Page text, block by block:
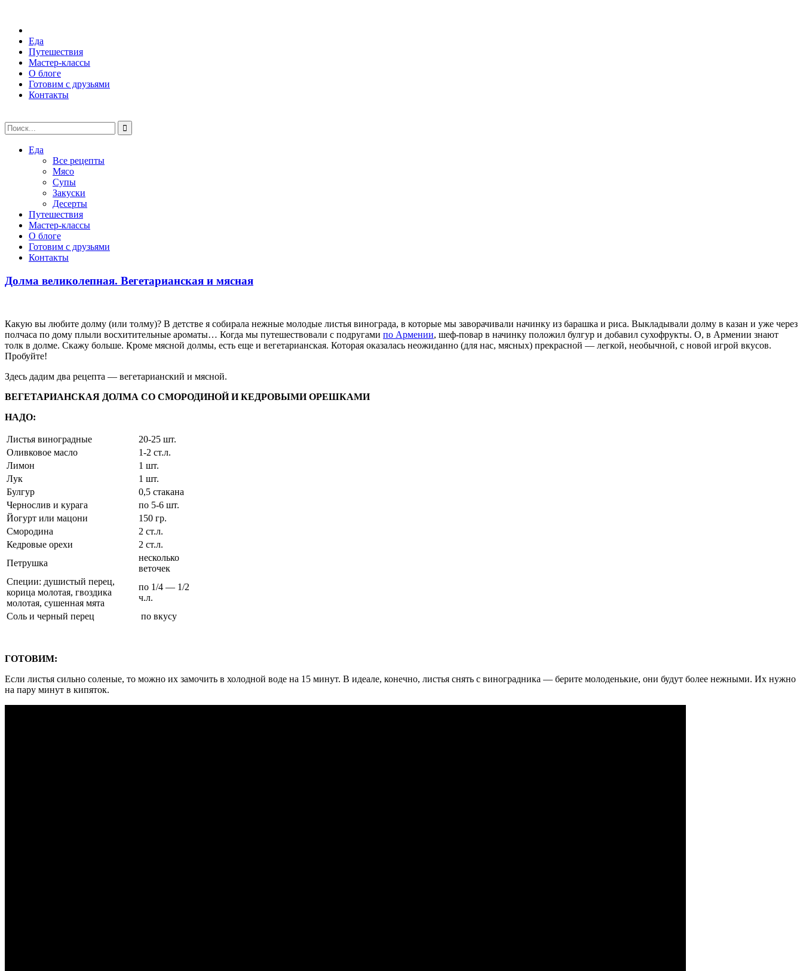
Еда
Путешествия
Мастер-классы
О блоге
Готовим с друзьями
Контакты
Еда
Все рецепты
Мясо
Супы
Закуски
Десерты
Путешествия
Мастер-классы
О блоге
Готовим с друзьями
Контакты
Долма великолепная. Вегетарианская и мясная
Какую вы любите долму (или толму)? В детстве я собирала нежные молодые листья винограда, в которые мы заворачивали начинку из барашка и риса. Выкладывали долму в казан и уже через
полчаса по дому плыли восхитительные ароматы… Когда мы путешествовали с подругами по Армении, шеф-повар в начинку положил булгур и добавил сухофрукты. О, в Армении знают
толк в долме. Скажу больше. Кроме мясной долмы, есть еще и вегетарианская. Которая оказалась неожиданно (для нас, мясных) прекрасной — легкой, необычной, с новой игрой вкусов.
Пробуйте!
Здесь дадим два рецепта — вегетарианский и мясной.
ВЕГЕТАРИАНСКАЯ ДОЛМА СО СМОРОДИНОЙ И КЕДРОВЫМИ ОРЕШКАМИ
НАДО:
Листья виноградные
20-25 шт.
Оливковое масло
1-2 ст.л.
Лимон
1 шт.
Лук
1 шт.
Булгур
0,5 стакана
Чернослив и курага
по 5-6 шт.
Йогурт или мацони
150 гр.
Смородина
2 ст.л.
Кедровые орехи
2 ст.л.
Петрушка
несколько
веточек
Специи: душистый перец,
корица молотая, гвоздика
молотая, сушенная мята
по 1/4 — 1/2
ч.л.
Соль и черный перец
по вкусу
ГОТОВИМ:
Если листья сильно соленые, то можно их замочить в холодной воде на 15 минут. В идеале, конечно, листья снять с виноградника — берите молоденькие, они будут более нежными. Их нужно
на пару минут в кипяток.